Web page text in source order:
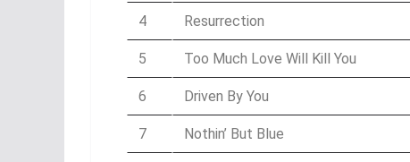
4 Resurrection
5 Too Much Love Will Kill You
6 Driven By You
7 Nothin’ But Blue